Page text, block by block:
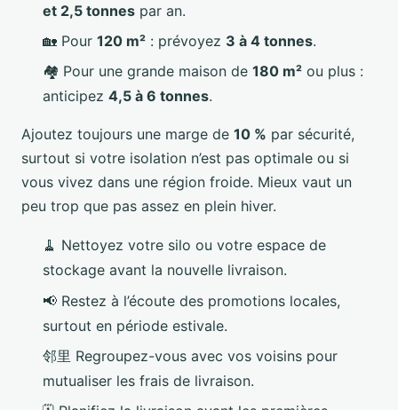
et 2,5 tonnes par an.
🏡 Pour 120 m² : prévoyez 3 à 4 tonnes.
🏘️ Pour une grande maison de 180 m² ou plus :
anticipez 4,5 à 6 tonnes.
Ajoutez toujours une marge de 10 % par sécurité,
surtout si votre isolation n’est pas optimale ou si
vous vivez dans une région froide. Mieux vaut un
peu trop que pas assez en plein hiver.
🧹 Nettoyez votre silo ou votre espace de
stockage avant la nouvelle livraison.
📢 Restez à l’écoute des promotions locales,
surtout en période estivale.
邻里 Regroupez-vous avec vos voisins pour
mutualiser les frais de livraison.